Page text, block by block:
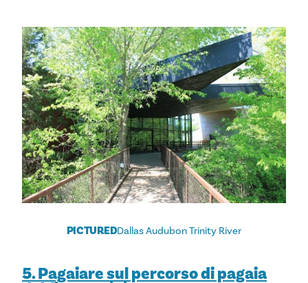
PICTUREDDallas Audubon Trinity River
5. Pagaiare sul percorso di pagaia